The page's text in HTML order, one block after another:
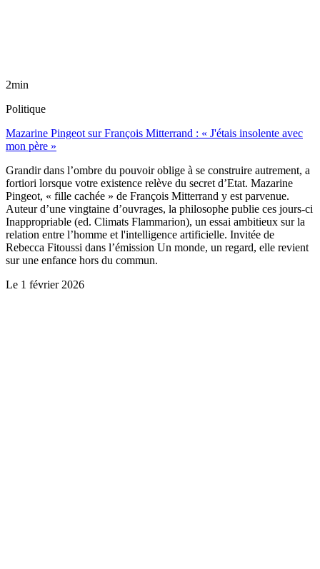
2min
Politique
Mazarine Pingeot sur François Mitterrand : « J'étais insolente avec
mon père »
Grandir dans l’ombre du pouvoir oblige à se construire autrement, a
fortiori lorsque votre existence relève du secret d’Etat. Mazarine
Pingeot, « fille cachée » de François Mitterrand y est parvenue.
Auteur d’une vingtaine d’ouvrages, la philosophe publie ces jours-ci
Inappropriable (ed. Climats Flammarion), un essai ambitieux sur la
relation entre l’homme et l'intelligence artificielle. Invitée de
Rebecca Fitoussi dans l’émission Un monde, un regard, elle revient
sur une enfance hors du commun.
Le 1 février 2026